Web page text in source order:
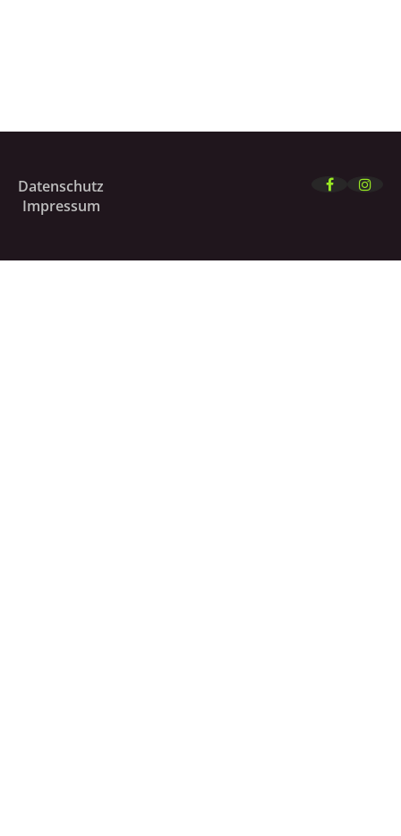
Datenschutz
Impressum